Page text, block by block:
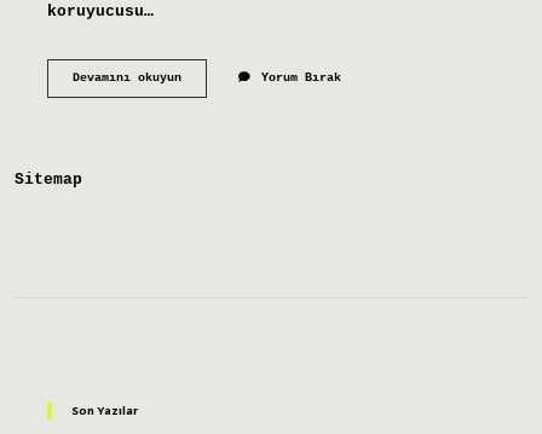
koruyucusu…
Devamını okuyunAltı
Yorum Bırak
Sitemap
Son Yazılar